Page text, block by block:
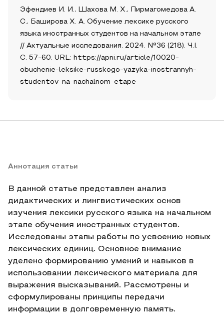
Эфендиев И. И., Шахова М. Х., Пирмагомедова А.
С., Баширова Х. А. Обучение лексике русского
языка иностранных студентов на начальном этапе
// Актуальные исследования. 2024. №36 (218). Ч.I.
С. 57-60. URL: https://apni.ru/article/10020-
obuchenie-leksike-russkogo-yazyka-inostrannyh-
studentov-na-nachalnom-etape
Аннотация статьи
В данной статье представлен анализ
дидактических и лингвистических основ
изучения лексики русского языка на начальном
этапе обучения иностранных студентов.
Исследованы этапы работы по усвоению новых
лексических единиц. Основное внимание
уделено формированию умений и навыков в
использовании лексического материала для
выражения высказываний. Рассмотрены и
сформулированы принципы передачи
информации в долговременную память.